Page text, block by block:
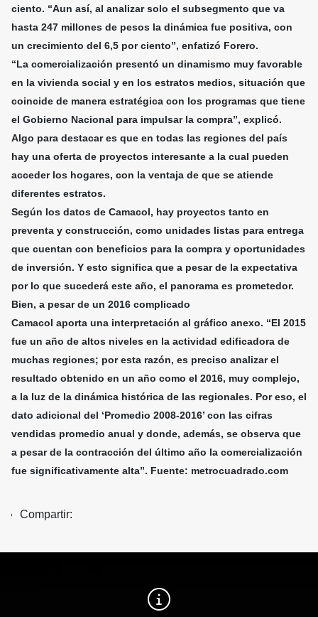
ciento. “Aun así, al analizar solo el subsegmento que va
hasta 247 millones de pesos la dinámica fue positiva, con
un crecimiento del 6,5 por ciento”, enfatizó Forero.
“La comercialización presentó un dinamismo muy favorable
en la vivienda social y en los estratos medios, situación que
coincide de manera estratégica con los programas que tiene
el Gobierno Nacional para impulsar la compra”, explicó.
Algo para destacar es que en todas las regiones del país
hay una oferta de proyectos interesante a la cual pueden
acceder los hogares, con la ventaja de que se atiende
diferentes estratos.
Según los datos de Camacol, hay proyectos tanto en
preventa y construcción, como unidades listas para entrega
que cuentan con beneficios para la compra y oportunidades
de inversión. Y esto significa que a pesar de la expectativa
por lo que sucederá este año, el panorama es prometedor.
Bien, a pesar de un 2016 complicado
Camacol aporta una interpretación al gráfico anexo. “El 2015
fue un año de altos niveles en la actividad edificadora de
muchas regiones; por esta razón, es preciso analizar el
resultado obtenido en un año como el 2016, muy complejo,
a la luz de la dinámica histórica de las regionales. Por eso, el
dato adicional del ‘Promedio 2008-2016’ con las cifras
vendidas promedio anual y donde, además, se observa que
a pesar de la contracción del último año la comercialización
fue significativamente alta”. Fuente: metrocuadrado.com
Compartir: